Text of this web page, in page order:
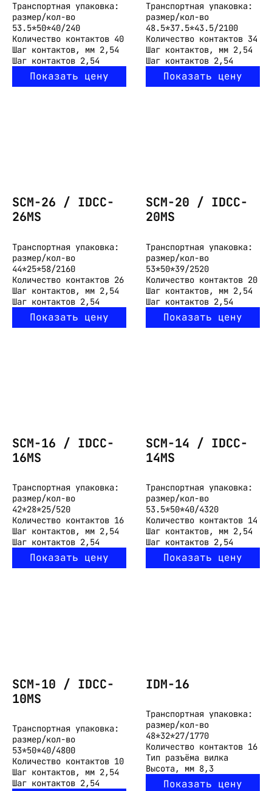
Транспортная упаковка:
размер/кол-во
53.5*50*40/240
Количество контактов 40
Шаг контактов, мм 2,54
Шаг контактов 2,54
Показать цену
Транспортная упаковка:
размер/кол-во
48.5*37.5*43.5/2100
Количество контактов 34
Шаг контактов, мм 2,54
Шаг контактов 2,54
Показать цену
SCM-26 / IDCC-
26MS
Транспортная упаковка:
размер/кол-во
44*25*58/2160
Количество контактов 26
Шаг контактов, мм 2,54
Шаг контактов 2,54
Показать цену
SCM-20 / IDCC-
20MS
Транспортная упаковка:
размер/кол-во
53*50*39/2520
Количество контактов 20
Шаг контактов, мм 2,54
Шаг контактов 2,54
Показать цену
SCM-16 / IDCC-
16MS
Транспортная упаковка:
размер/кол-во
42*28*25/520
Количество контактов 16
Шаг контактов, мм 2,54
Шаг контактов 2,54
Показать цену
SCM-14 / IDCC-
14MS
Транспортная упаковка:
размер/кол-во
53.5*50*40/4320
Количество контактов 14
Шаг контактов, мм 2,54
Шаг контактов 2,54
Показать цену
SCM-10 / IDCC-
10MS
Транспортная упаковка:
размер/кол-во
53*50*40/4800
Количество контактов 10
Шаг контактов, мм 2,54
Шаг контактов 2,54
IDM-16
Транспортная упаковка:
размер/кол-во
48*32*27/1770
Количество контактов 16
Тип разъёма вилка
Высота, мм 8,3
Показать цену